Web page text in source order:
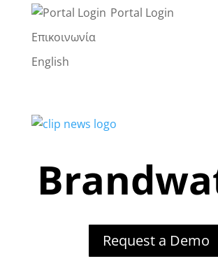
Portal Login
Επικοινωνία
English
Request a Demo